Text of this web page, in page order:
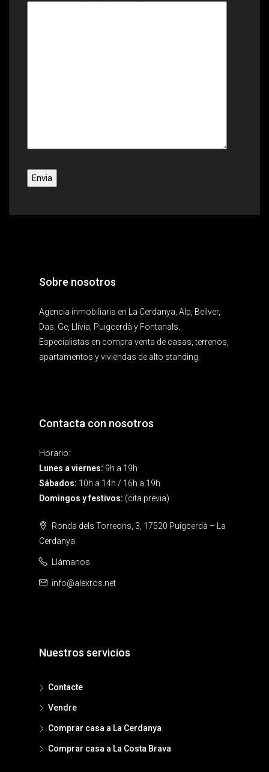
Sobre nosotros
Agencia inmobiliaria en La Cerdanya, Alp, Bellver,
Das, Ge, Llívia, Puigcerdà y Fontanals.
Especialistas en compra venta de casas, terrenos,
apartamentos y viviendas de alto standing.
Contacta con nosotros
Horario:
Lunes a viernes: 9h a 19h
Sábados: 10h a 14h / 16h a 19h
Domingos y festivos: (cita previa)
Ronda dels Torreons, 3, 17520 Puigcerdà – La
Cerdanya
Llámanos
info@alexros.net
Nuestros servicios
Contacte
Vendre
Comprar casa a La Cerdanya
Comprar casa a La Costa Brava